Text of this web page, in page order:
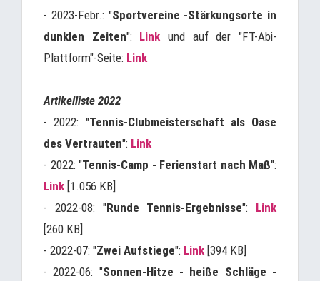
- 2023-Febr.: "Sportvereine -Stärkungsorte in
dunklen Zeiten": Link und auf der "FT-Abi-
Plattform"-Seite: Link
Artikelliste 2022
- 2022: "Tennis-Clubmeisterschaft als Oase
des Vertrauten": Link
- 2022: "Tennis-Camp - Ferienstart nach Maß":
Link [1.056 KB]
- 2022-08: "Runde Tennis-Ergebnisse": Link
[260 KB]
- 2022-07: "Zwei Aufstiege": Link [394 KB]
- 2022-06: "Sonnen-Hitze - heiße Schläge -